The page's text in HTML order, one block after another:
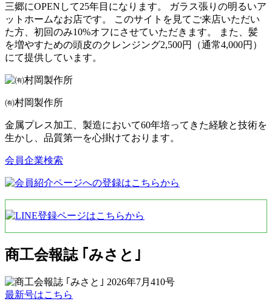
三郷にOPENして25年目になります。 ガラス張りの明るいア
ットホームなお店です。 このサイトを見てご来店いただい
た方、初回のみ10%オフにさせていただきます。 また、髪
を増やすための頭皮のクレンジング2,500円（通常4,000円）
にて提供しています。
㈲村岡製作所
金属プレス加工、製造において60年培ってきた経験と技術を
生かし、品質第一を心掛けております。
会員企業検索
商工会報誌 ｢みさと｣
最新号はこちら